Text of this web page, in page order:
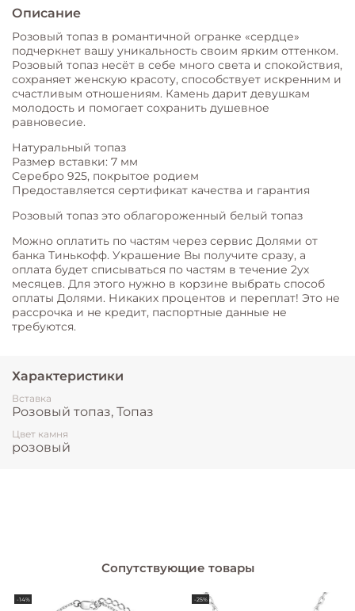
Описание
Розовый топаз в романтичной огранке «сердце»
подчеркнет вашу уникальность своим ярким оттенком.
Розовый топаз несёт в себе много света и спокойствия,
сохраняет женскую красоту, способствует искренним и
счастливым отношениям. Камень дарит девушкам
молодость и помогает сохранить душевное
равновесие.
Натуральный топаз
Размер вставки: 7 мм
Серебро 925, покрытое родием
Предоставляется сертификат качества и гарантия
Розовый топаз это облагороженный белый топаз
Можно оплатить по частям через сервис Долями от
банка Тинькофф. Украшение Вы получите сразу, а
оплата будет списываться по частям в течение 2ух
месяцев. Для этого нужно в корзине выбрать способ
оплаты Долями. Никаких процентов и переплат! Это не
рассрочка и не кредит, паспортные данные не
требуются.
Характеристики
Вставка
Розовый топаз, Топаз
Цвет камня
розовый
Сопутствующие товары
-14% -25%